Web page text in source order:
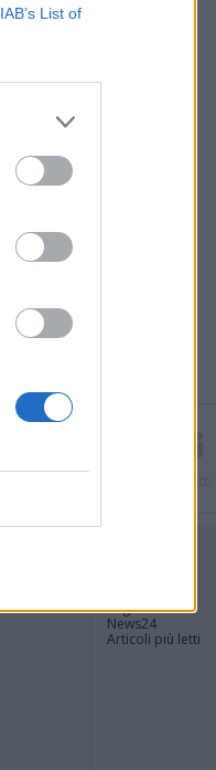
IAB’s List of
Tag
News24
Articoli più letti